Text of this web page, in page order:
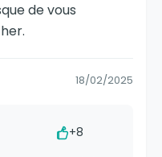
de vous
18/02/2025
+8